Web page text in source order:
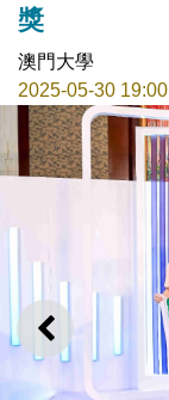
獎
澳門大學
2025-05-30 19:00
上一則